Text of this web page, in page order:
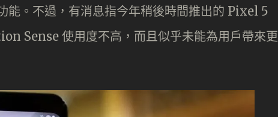
能。不過，有消息指今年稍後時間推出的 Pixel 5
Sense 使用度不高，而且似乎未能為用戶帶來更